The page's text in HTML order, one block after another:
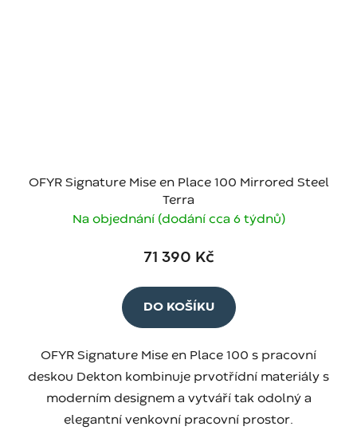
OFYR Signature Mise en Place 100 Mirrored Steel
Terra
Na objednání (dodání cca 6 týdnů)
71 390 Kč
DO KOŠÍKU
OFYR Signature Mise en Place 100 s pracovní
deskou Dekton kombinuje prvotřídní materiály s
moderním designem a vytváří tak odolný a
elegantní venkovní pracovní prostor.